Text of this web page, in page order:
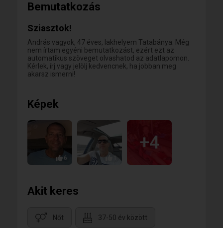
Bemutatkozás
Sziasztok!
András vagyok, 47 éves, lakhelyem Tatabánya. Még
nem írtam egyéni bemutatkozást, ezért ezt az
automatikus szöveget olvashatod az adatlapomon.
Kérlek, írj vagy jelölj kedvencnek, ha jobban meg
akarsz ismerni!
Képek
6 1
+4
Akit keres
Nőt 37-50 év között